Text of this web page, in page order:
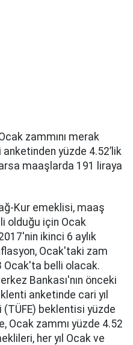
zammını merak
yüzde 4.52’lik
maaşlarda 191 liraya
Kur emeklisi, maaş
olduğu için Ocak
ikinci 6 aylık
Ocak'taki zam
Ocak'ta belli olacak.
Bankası'nın önceki
anketinde cari yıl
beklentisi yüzde
Ocak zammı yüzde 4.52
her yıl Ocak ve